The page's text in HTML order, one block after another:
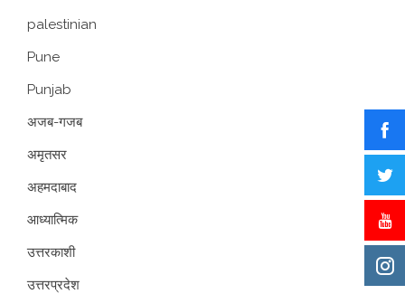
palestinian
Pune
Punjab
अजब-गजब
अमृतसर
अहमदाबाद
आध्यात्मिक
उत्तरकाशी
उत्तरप्रदेश